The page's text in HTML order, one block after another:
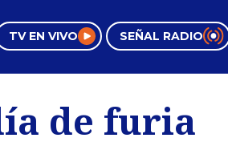
TV EN VIVO SEÑAL RADIO
Tendencias
de furia